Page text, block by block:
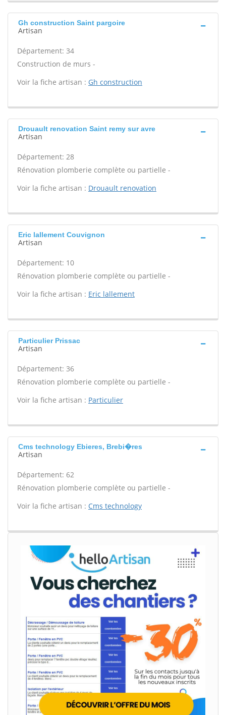
Gh construction Saint pargoire
Artisan
Département: 34
Construction de murs -
Voir la fiche artisan : Gh construction
Drouault renovation Saint remy sur avre
Artisan
Département: 28
Rénovation plomberie complète ou partielle -
Voir la fiche artisan : Drouault renovation
Eric lallement Couvignon
Artisan
Département: 10
Rénovation plomberie complète ou partielle -
Voir la fiche artisan : Eric lallement
Particulier Prissac
Artisan
Département: 36
Rénovation plomberie complète ou partielle -
Voir la fiche artisan : Particulier
Cms technology Ebieres, Brebi�res
Artisan
Département: 62
Rénovation plomberie complète ou partielle -
Voir la fiche artisan : Cms technology